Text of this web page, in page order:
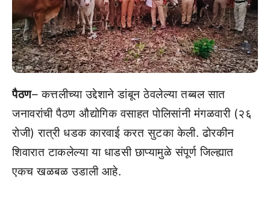
पैठण– कत्तलीच्या उद्देशाने डांबून ठेवलेल्या तब्बल सात
जनावरांची पैठण औद्योगिक वसाहत पोलिसांनी मंगळवारी (२६
रोजी) रात्री धडक कारवाई करत सुटका केली. ढोरकीन
शिवारात टाकलेल्या या धाडसी छाप्यामुळे संपूर्ण जिल्ह्यात
एकच खळबळ उडाली आहे.